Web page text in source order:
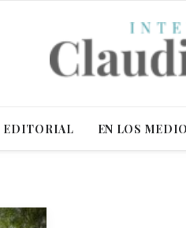
EDITORIAL EN LOS